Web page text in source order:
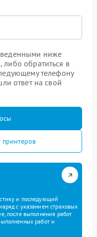
ниже
обратиться в
телефону
ответ на свой
и последующий
с указанием страховых
после выполнения работ
работ и